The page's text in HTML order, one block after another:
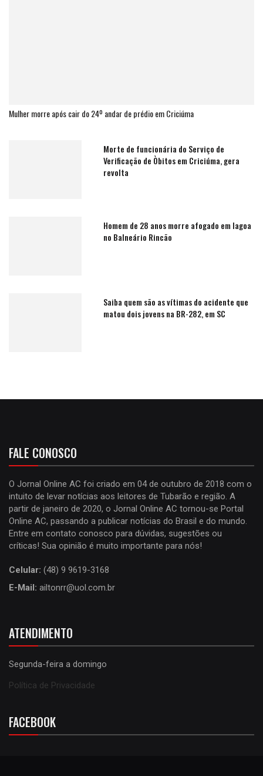
Mulher morre após cair do 24º andar de prédio em Criciúma
Morte de funcionária do Serviço de
Verificação de Òbitos em Criciúma, gera
revolta
Homem de 28 anos morre afogado em lagoa
no Balneário Rincão
Saiba quem são as vítimas do acidente que
matou dois jovens na BR-282, em SC
FALE CONOSCO
O Jornal Online AC foi criado em 04 de outubro de 2018 com o
intuito de levar notícias aos leitores de Tubarão e região. A
partir de janeiro de 2020, o Jornal Online AC tornou-se Portal
Online AC, passando a publicar notícias do Brasil e do mundo.
Entre em contato conosco para dúvidas, sugestões ou
críticas! Sua opinião é muito importante para nós!
Celular: (48) 9 9619-3168
E-Mail: ailtonrr@uol.com.br
ATENDIMENTO
Segunda-feira a domingo
Política de Privacidade
FACEBOOK